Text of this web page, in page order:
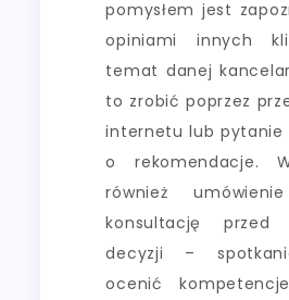
pomysłem jest
opiniami innych
temat danej
to zrobić poprzez
internetu lub pytanie
o rekomendacje.
również
konsultację przed
decyzji –
ocenić